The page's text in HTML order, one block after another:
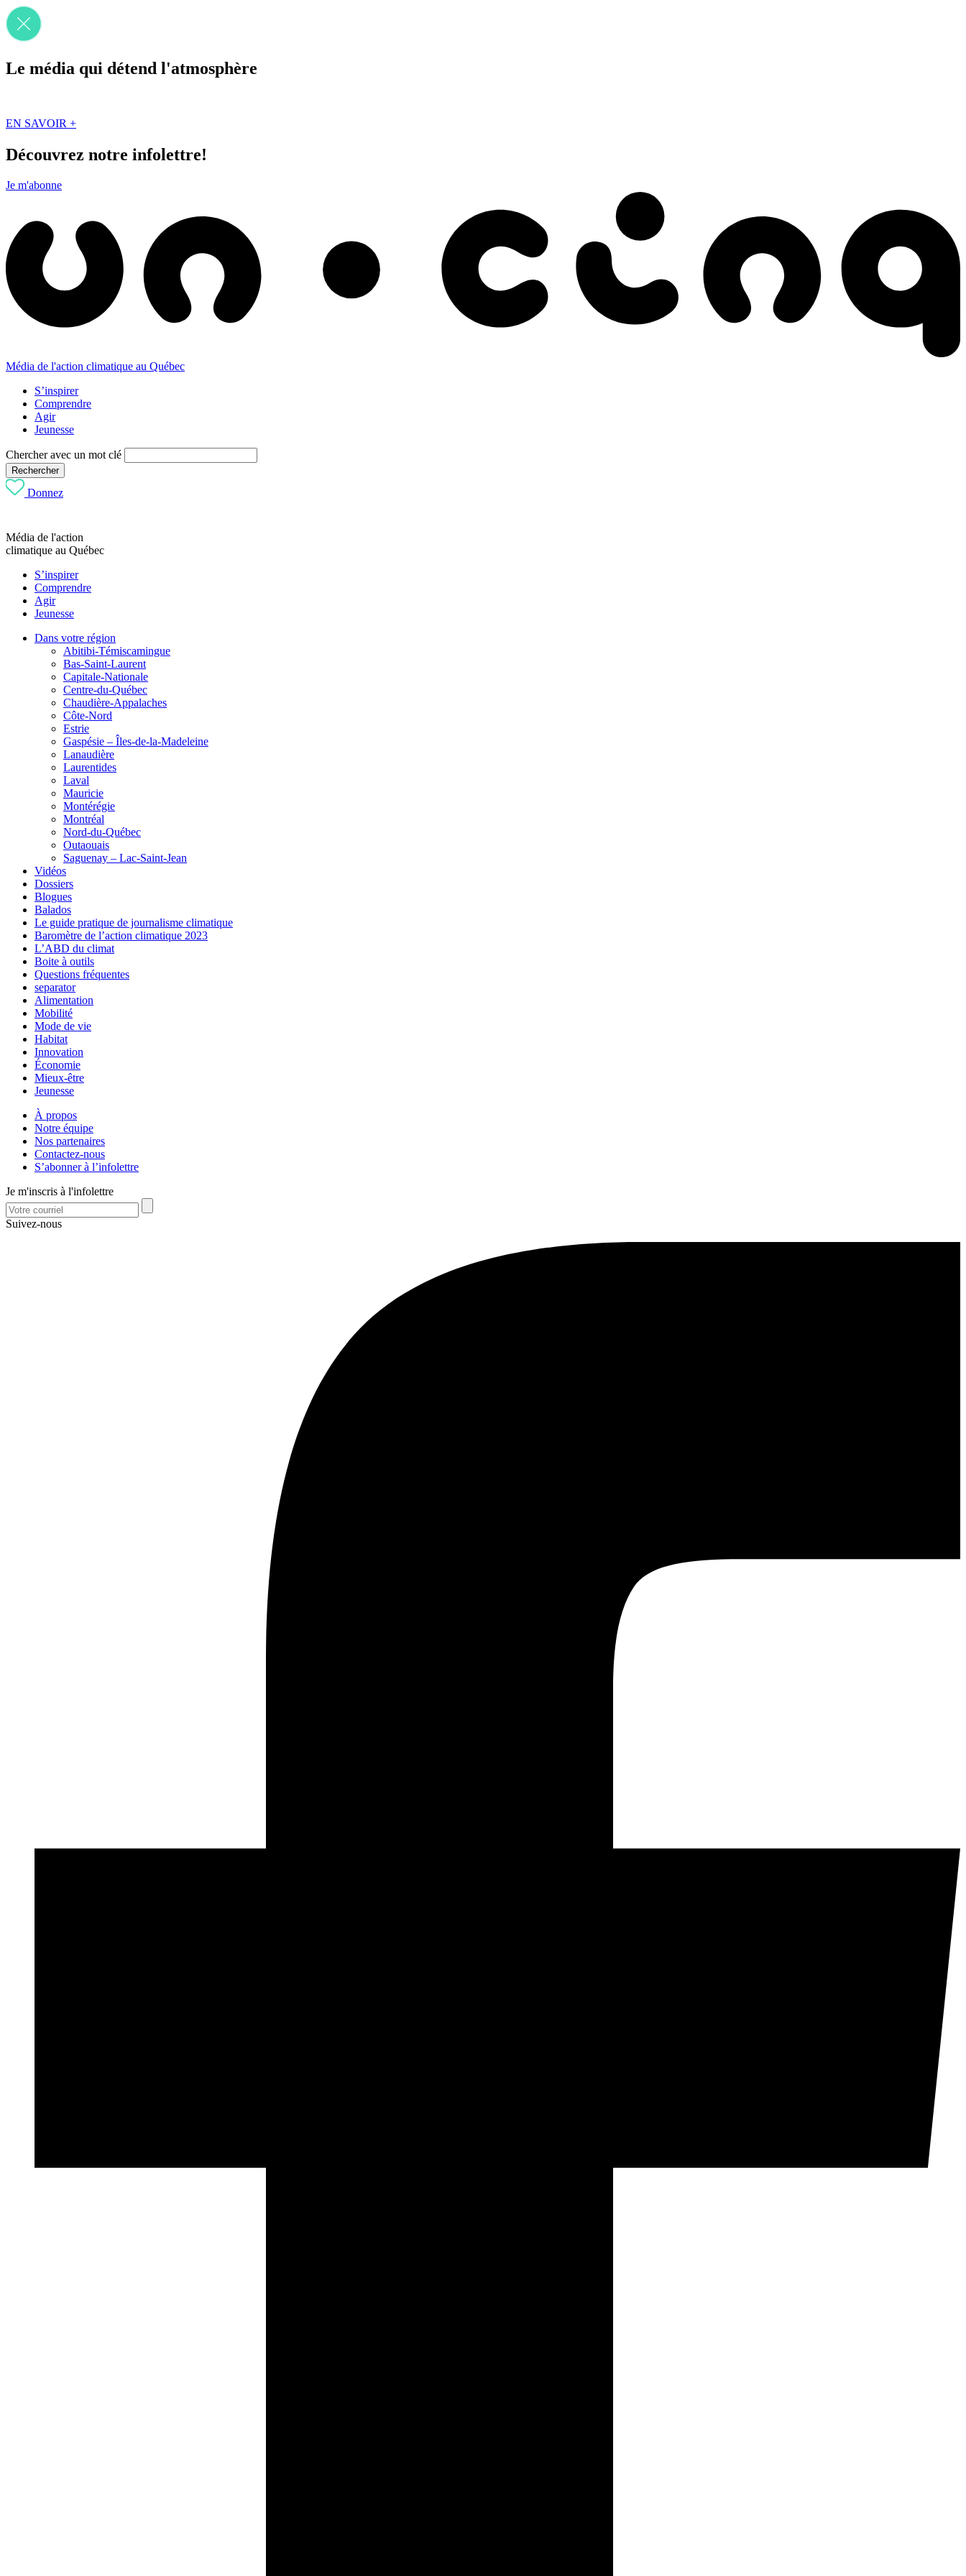
Le média qui détend l'atmosphère
EN SAVOIR +
Découvrez notre infolettre!
Je m'abonne
Média de l'action climatique au Québec
S’inspirer
Comprendre
Agir
Jeunesse
Chercher avec un mot clé
Rechercher
Donnez
Média de l'action
climatique au Québec
S’inspirer
Comprendre
Agir
Jeunesse
Dans votre région
Abitibi-Témiscamingue
Bas-Saint-Laurent
Capitale-Nationale
Centre-du-Québec
Chaudière-Appalaches
Côte-Nord
Estrie
Gaspésie – Îles-de-la-Madeleine
Lanaudière
Laurentides
Laval
Mauricie
Montérégie
Montréal
Nord-du-Québec
Outaouais
Saguenay – Lac-Saint-Jean
Vidéos
Dossiers
Blogues
Balados
Le guide pratique de journalisme climatique
Baromètre de l’action climatique 2023
L’ABD du climat
Boite à outils
Questions fréquentes
separator
Alimentation
Mobilité
Mode de vie
Habitat
Innovation
Économie
Mieux-être
Jeunesse
À propos
Notre équipe
Nos partenaires
Contactez-nous
S’abonner à l’infolettre
Je m'inscris à l'infolettre
Suivez-nous